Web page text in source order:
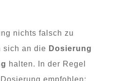
nichts falsch zu
sich an die Dosierung
halten. In der Regel
empfohlen: